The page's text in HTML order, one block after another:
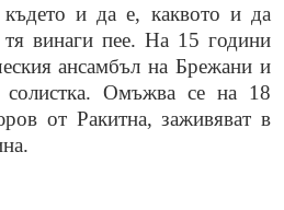
и да е, каквото и да
винаги пее. На 15 години
ансамбъл на Брежани и
солистка. Омъжва се на 18
от Ракитна, заживяват в